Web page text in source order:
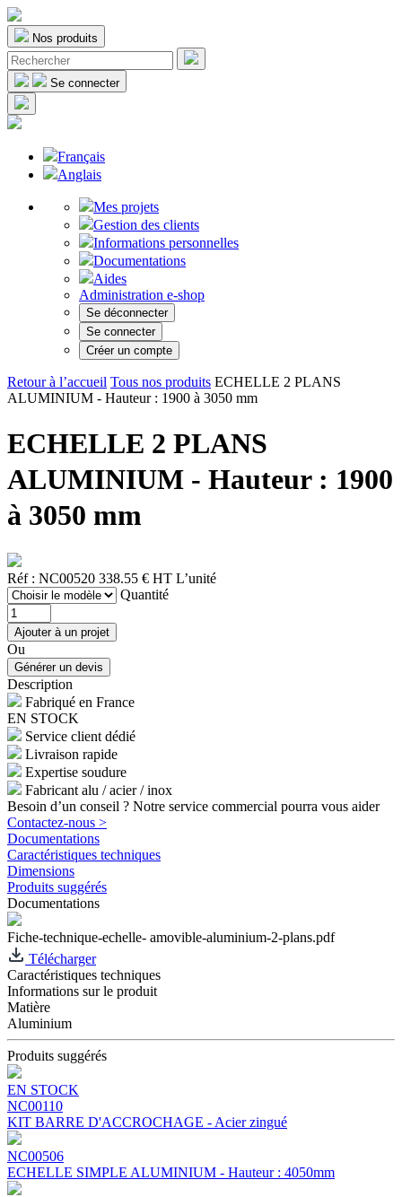
Nos produits
Se connecter
Français
Anglais
Mes projets
Gestion des clients
Informations personnelles
Documentations
Aides
Administration e-shop
Se déconnecter
Se connecter
Créer un compte
Retour à l’accueil Tous nos produits ECHELLE 2 PLANS
ALUMINIUM - Hauteur : 1900 à 3050 mm
ECHELLE 2 PLANS
ALUMINIUM - Hauteur : 1900
à 3050 mm
Réf : NC00520 338.55 € HT L’unité
Quantité
Ou
Description
Fabriqué en France
EN STOCK
Service client dédié
Livraison rapide
Expertise soudure
Fabricant alu / acier / inox
Besoin d’un conseil ? Notre service commercial pourra vous aider
Contactez-nous >
Documentations
Caractéristiques techniques
Dimensions
Produits suggérés
Documentations
Fiche-technique-echelle- amovible-aluminium-2-plans.pdf
Télécharger
Caractéristiques techniques
Informations sur le produit
Matière
Aluminium
Produits suggérés
EN STOCK
NC00110
KIT BARRE D'ACCROCHAGE - Acier zingué
NC00506
ECHELLE SIMPLE ALUMINIUM - Hauteur : 4050mm